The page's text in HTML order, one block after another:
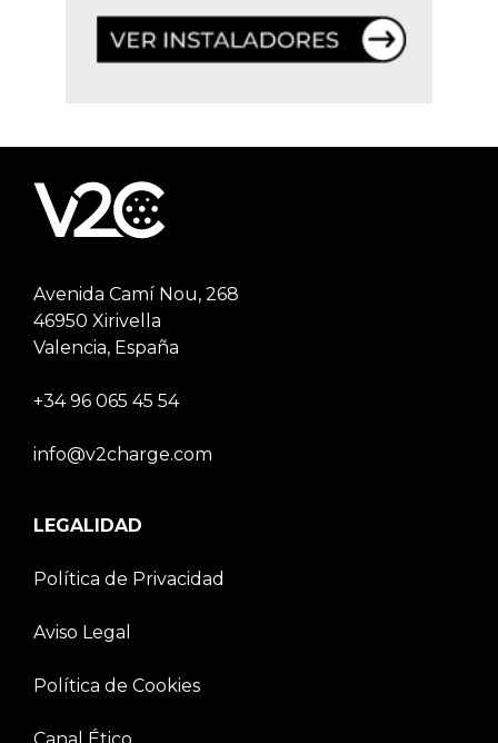
Avenida Camí Nou, 268
46950 Xirivella
Valencia, España
+34 96 065 45 54
info@v2charge.com
LEGALIDAD
Política de Privacidad
Aviso Legal
Política de Cookies